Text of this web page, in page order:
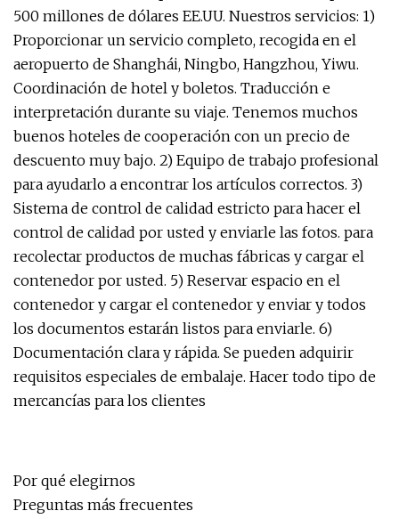
500 millones de dólares EE.UU. Nuestros servicios: 1)
Proporcionar un servicio completo, recogida en el
aeropuerto de Shanghái, Ningbo, Hangzhou, Yiwu.
Coordinación de hotel y boletos. Traducción e
interpretación durante su viaje. Tenemos muchos
buenos hoteles de cooperación con un precio de
descuento muy bajo. 2) Equipo de trabajo profesional
para ayudarlo a encontrar los artículos correctos. 3)
Sistema de control de calidad estricto para hacer el
control de calidad por usted y enviarle las fotos. para
recolectar productos de muchas fábricas y cargar el
contenedor por usted. 5) Reservar espacio en el
contenedor y cargar el contenedor y enviar y todos
los documentos estarán listos para enviarle. 6)
Documentación clara y rápida. Se pueden adquirir
requisitos especiales de embalaje. Hacer todo tipo de
mercancías para los clientes
Por qué elegirnos
Preguntas más frecuentes